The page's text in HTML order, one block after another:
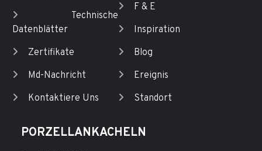
Technische
Datenblätter
Zertifikate
Md-Nachricht
Kontaktiere Uns
F & E
Inspiration
Blog
Ereignis
Standort
PORZELLANKACHELN